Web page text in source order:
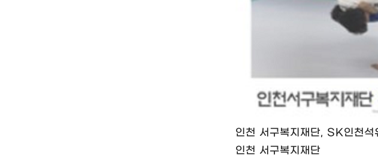
인천 서구복지재단, SK인천석
인천 서구복지재단